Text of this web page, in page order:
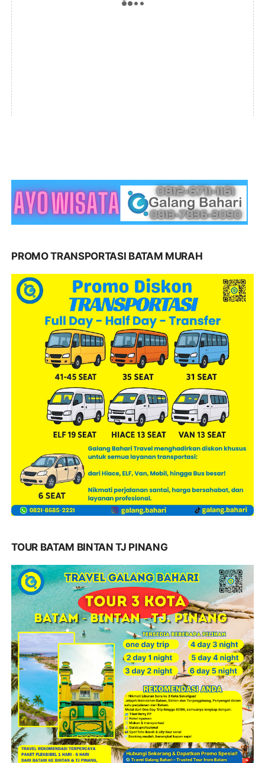
PROMO TRANSPORTASI BATAM MURAH
TOUR BATAM BINTAN TJ PINANG